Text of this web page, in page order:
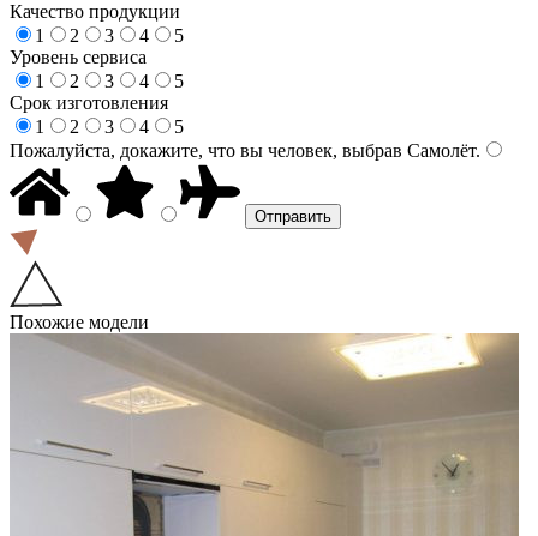
Качество продукции
1
2 3 4
5
Уровень сервиса
1
2 3 4
5
Срок изготовления
1
2 3 4
5
Пожалуйста, докажите, что вы человек, выбрав Самолёт.
Похожие модели